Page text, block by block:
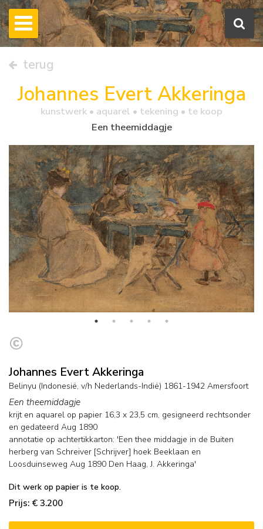
terug
Johannes Evert Akkeringa
kunstwerk • aquarel • tekening • te koop
Een theemiddagje
Johannes Evert Akkeringa
Belinyu (Indonesië, v/h Nederlands-Indië) 1861-1942 Amersfoort
Een theemiddagje
krijt en aquarel op papier 16,3 x 23,5 cm, gesigneerd rechtsonder
en gedateerd Aug 1890
annotatie op achtertikkarton: 'Een thee middagje in de Buiten
herberg van Schreiver [Schrijver] hoek Beeklaan en
Loosduinseweg Aug 1890 Den Haag, J. Akkeringa'
Dit werk op papier is te koop.
Prijs: € 3.200